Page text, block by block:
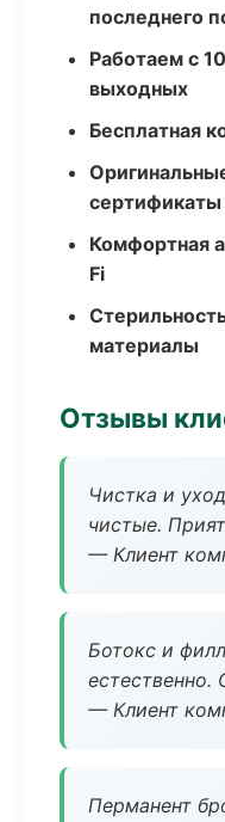
последнего
Работаем с
выходных
Бесплатная
Комфортная
Fi
материалы
Отзывы
Чистка и
чистые.
— Клиент
Ботокс и
естественно.
— Клиент
Перманент